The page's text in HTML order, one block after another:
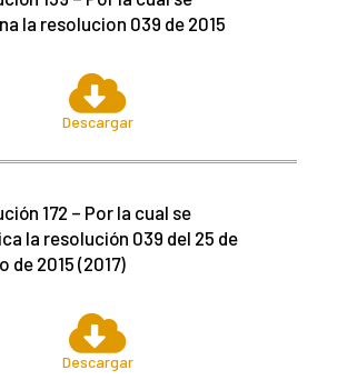
la resolucion 039 de 2015

Descargar
172 – Por la cual se
la resolución 039 del 25 de
de 2015 (2017)

Descargar